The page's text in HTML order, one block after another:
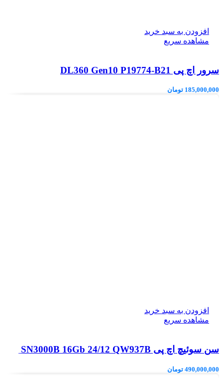
افزودن به سبد خرید
مشاهده سریع
سرور اچ پی DL360 Gen10 P19774-B21
185,000,000 تومان
افزودن به سبد خرید
مشاهده سریع
سن سوئیچ اچ پی SN3000B 16Gb 24/12 QW937B
490,000,000 تومان